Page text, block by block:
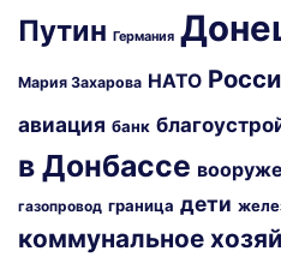
Путин Германия
Мария Захарова НАТО
авиация банк
в Донбассе
газопровод граница дети
коммунальное